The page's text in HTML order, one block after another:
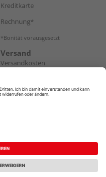
Kreditkarte
Rechnung*
*Bonität vorausgesetzt
Versand
Versandkosten
Widerruf
Datenschutz
Vertrag widerrufen